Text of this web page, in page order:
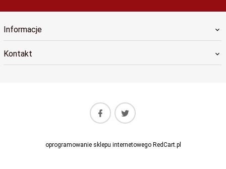
Informacje
Kontakt
oprogramowanie sklepu internetowegoRedCart.pl